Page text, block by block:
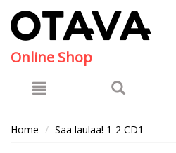
Online Shop
Home Saa laulaa! 1-2 CD1